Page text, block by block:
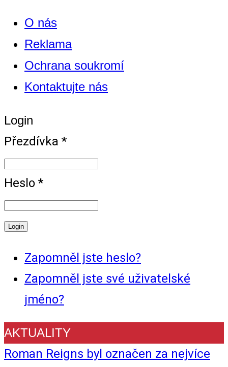
O nás
Reklama
Ochrana soukromí
Kontaktujte nás
Login
Přezdívka *
Heslo *
Zapomněl jste heslo?
Zapomněl jste své uživatelské
jméno?
AKTUALITY
Roman Reigns byl označen za nejvíce